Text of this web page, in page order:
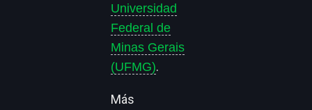
Universidad
Federal de
Minas Gerais
(UFMG).
Más